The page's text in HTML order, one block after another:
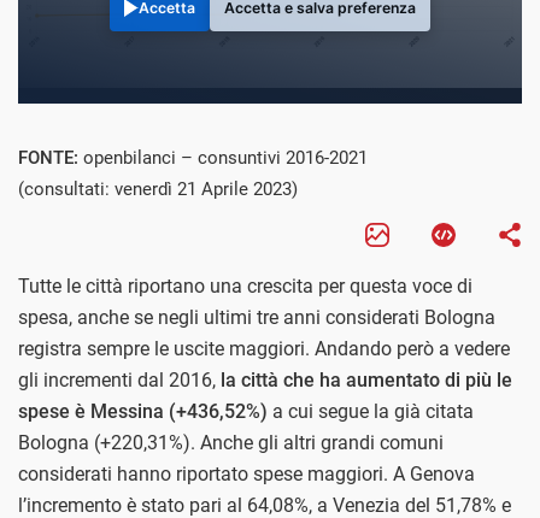
Accetta Accetta e salva preferenza
FONTE: openbilanci – consuntivi 2016-2021
(consultati: venerdì 21 Aprile 2023)
Tutte le città riportano una crescita per questa voce di
spesa, anche se negli ultimi tre anni considerati Bologna
registra sempre le uscite maggiori. Andando però a vedere
gli incrementi dal 2016, la città che ha aumentato di più le
spese è Messina (+436,52%) a cui segue la già citata
Bologna (+220,31%). Anche gli altri grandi comuni
considerati hanno riportato spese maggiori. A Genova
l’incremento è stato pari al 64,08%, a Venezia del 51,78% e